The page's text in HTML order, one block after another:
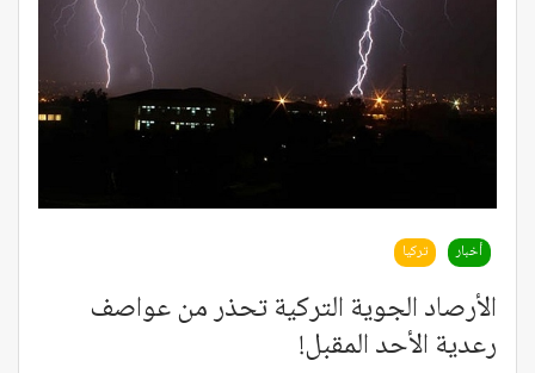
أخبار تركيا
الأرصاد الجوية التركية تحذر من عواصف
رعدية الأحد المقبل!